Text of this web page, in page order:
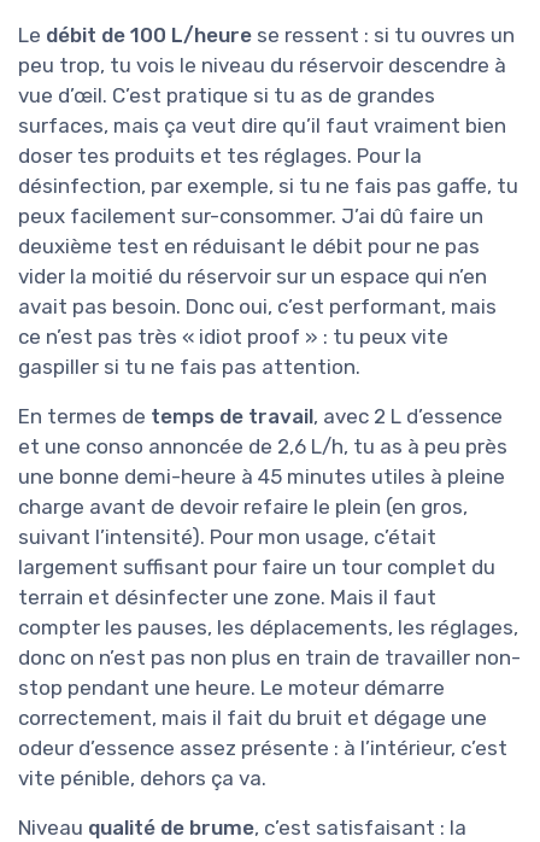
Le débit de 100 L/heure se ressent : si tu ouvres un
peu trop, tu vois le niveau du réservoir descendre à
vue d’œil. C’est pratique si tu as de grandes
surfaces, mais ça veut dire qu’il faut vraiment bien
doser tes produits et tes réglages. Pour la
désinfection, par exemple, si tu ne fais pas gaffe, tu
peux facilement sur-consommer. J’ai dû faire un
deuxième test en réduisant le débit pour ne pas
vider la moitié du réservoir sur un espace qui n’en
avait pas besoin. Donc oui, c’est performant, mais
ce n’est pas très « idiot proof » : tu peux vite
gaspiller si tu ne fais pas attention.
En termes de temps de travail, avec 2 L d’essence
et une conso annoncée de 2,6 L/h, tu as à peu près
une bonne demi-heure à 45 minutes utiles à pleine
charge avant de devoir refaire le plein (en gros,
suivant l’intensité). Pour mon usage, c’était
largement suffisant pour faire un tour complet du
terrain et désinfecter une zone. Mais il faut
compter les pauses, les déplacements, les réglages,
donc on n’est pas non plus en train de travailler non-
stop pendant une heure. Le moteur démarre
correctement, mais il fait du bruit et dégage une
odeur d’essence assez présente : à l’intérieur, c’est
vite pénible, dehors ça va.
Niveau qualité de brume, c’est satisfaisant : la